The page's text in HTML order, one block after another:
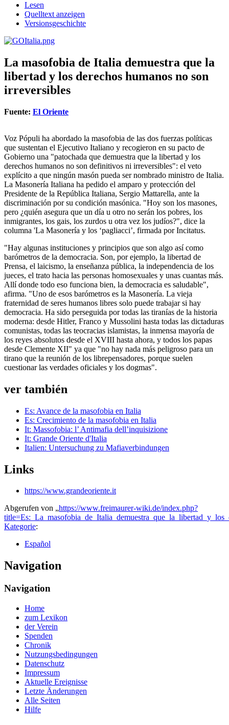
Lesen
Quelltext anzeigen
Versionsgeschichte
La masofobia de Italia demuestra que la
libertad y los derechos humanos no son
irreversibles
Fuente: El Oriente
Voz Pópuli ha abordado la masofobia de las dos fuerzas políticas
que sustentan el Ejecutivo Italiano y recogieron en su pacto de
Gobierno una "patochada que demuestra que la libertad y los
derechos humanos no son definitivos ni irreversibles": el veto
explícito a que ningún masón pueda ser nombrado ministro de Italia.
La Masonería Italiana ha pedido el amparo y protección del
Presidente de la República Italiana, Sergio Mattarella, ante la
discriminación por su condición masónica. "Hoy son los masones,
pero ¿quién asegura que un día u otro no serán los pobres, los
inmigrantes, los gais, los zurdos u otra vez los judíos?", dice la
columna 'La Masonería y los ‘pagliacci’, firmada por Incitatus.
"Hay algunas instituciones y principios que son algo así como
barómetros de la democracia. Son, por ejemplo, la libertad de
Prensa, el laicismo, la enseñanza pública, la independencia de los
jueces, el trato hacia las personas homosexuales y unas cuantas más.
Allí donde todo eso funciona bien, la democracia es saludable",
afirma. "Uno de esos barómetros es la Masonería. La vieja
fraternidad de seres humanos libres solo puede trabajar si hay
democracia. Ha sido perseguida por todas las tiranías de la historia
moderna: desde Hitler, Franco y Mussolini hasta todas las dictaduras
comunistas, todas las teocracias islamistas, la inmensa mayoría de
los reyes absolutos desde el XVIII hasta ahora, y todos los papas
desde Clemente XII" ya que "no hay nada más peligroso para un
tirano que la reunión de los librepensadores, porque suelen
cuestionar las verdades oficiales y los dogmas".
ver también
Es: Avance de la masofobia en Italia
Es: Crecimiento de la masofobia en Italia
It: Massofobia: l’ Antimafia dell’inquisizione
It: Grande Oriente d'Italia
Italien: Untersuchung zu Mafiaverbindungen
Links
https://www.grandeoriente.it
Abgerufen von „https://www.freimaurer-wiki.de/index.php?
Kategorie:
Español
Navigation
Navigation
Home
zum Lexikon
der Verein
Spenden
Chronik
Nutzungsbedingungen
Datenschutz
Impressum
Aktuelle Ereignisse
Letzte Änderungen
Alle Seiten
Hilfe